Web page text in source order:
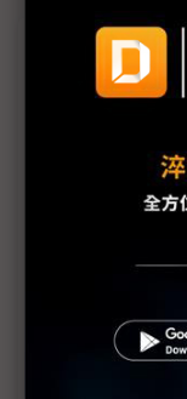
議題精選－
川普上任第一
川普2.0重塑
川普政策方向
川普2.0衝擊南